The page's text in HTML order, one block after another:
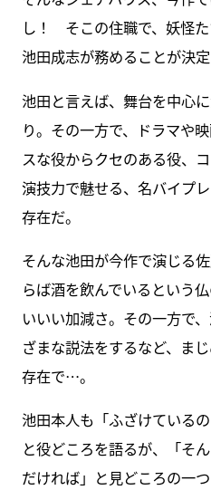
し！ そこの住職で、妖怪
池田成志が務めることが決定
池田と言えば、舞台を中心
り。その一方で、ドラマや
スな役からクセのある役、
演技力で魅せる、名バイプ
存在だ。
そんな池田が今作で演じる
らば酒を飲んでいるという
いいい加減さ。その一方で
ざまな説法をするなど、ま
存在で…。
池田本人も「ふざけている
と役どころを語るが、「そ
だければ」と見どころの一